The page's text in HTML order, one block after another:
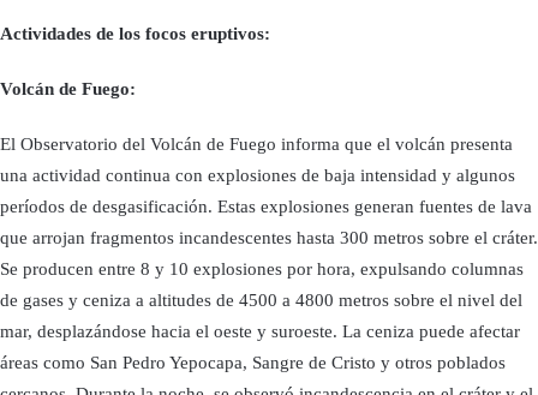
Actividades de los focos eruptivos:
Volcán de Fuego:
El Observatorio del Volcán de Fuego informa que el volcán presenta
una actividad continua con explosiones de baja intensidad y algunos
períodos de desgasificación. Estas explosiones generan fuentes de lava
que arrojan fragmentos incandescentes hasta 300 metros sobre el cráter.
Se producen entre 8 y 10 explosiones por hora, expulsando columnas
de gases y ceniza a altitudes de 4500 a 4800 metros sobre el nivel del
mar, desplazándose hacia el oeste y suroeste. La ceniza puede afectar
áreas como San Pedro Yepocapa, Sangre de Cristo y otros poblados